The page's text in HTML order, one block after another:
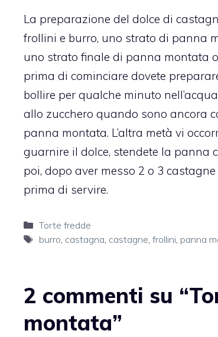
La preparazione del dolce di
frollini e burro, uno strato di panna
uno strato finale di panna montata
prima di cominciare dovete
bollire per qualche minuto
allo zucchero quando sono ancora
panna montata. L’altra metà vi
guarnire il dolce, stendete la panna
poi, dopo aver messo 2 o 3
prima di servire.
Categorie
Torte fredde
Tag
burro, castagna, castagne, frollini, panna
2 commenti su
montata”